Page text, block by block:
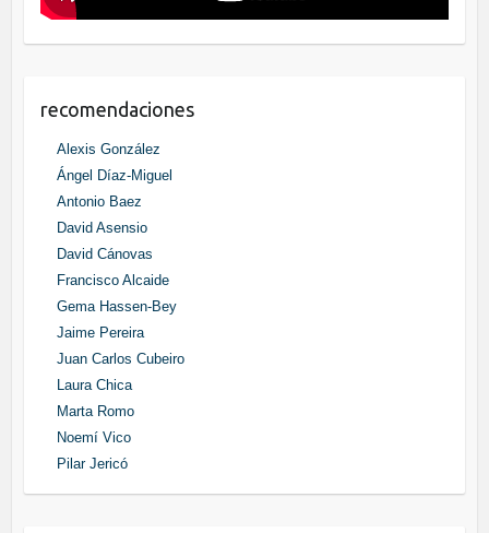
recomendaciones
Alexis González
Ángel Díaz-Miguel
Antonio Baez
David Asensio
David Cánovas
Francisco Alcaide
Gema Hassen-Bey
Jaime Pereira
Juan Carlos Cubeiro
Laura Chica
Marta Romo
Noemí Vico
Pilar Jericó